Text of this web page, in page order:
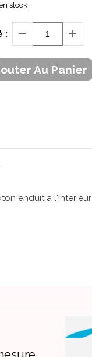
stock
:
Au Panier
enduit à